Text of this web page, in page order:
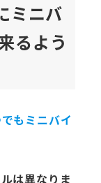
ミニバ
るよう
もミニバイ
は異なりま